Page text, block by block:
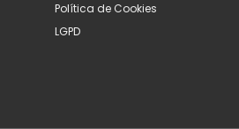
Política de Cookies
LGPD